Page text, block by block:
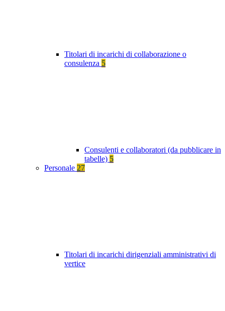
Titolari di incarichi di collaborazione o
consulenza 5
Consulenti e collaboratori (da pubblicare in
tabelle) 5
Personale 27
Titolari di incarichi dirigenziali amministrativi di
vertice